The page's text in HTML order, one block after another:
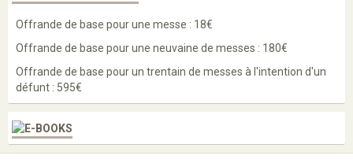
Prières
Bénédictions
Médailles
Scapulaires
Offrande de base pour une messe : 18€
Offrande de base pour une neuvaine de messes : 180€
Offrande de base pour un trentain de messes à l'intention d'un
défunt : 595€